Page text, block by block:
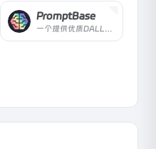
PromptBase
一个提供优质DALL-E、Midjourney、ChatGPT、Stable Diffusion 提示的市场。找到最好的提示，产生更好的结果，节省API成本，销售提示赚钱。